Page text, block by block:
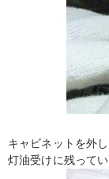
キャビネットを外し
灯油受けに残って